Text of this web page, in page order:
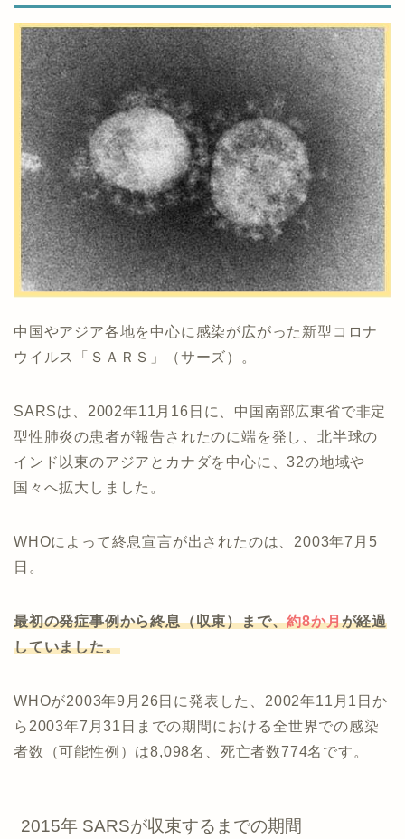
中国やアジア各地を中心に感染が広がった新型コロナ
ウイルス「ＳＡＲＳ」（サーズ）。
SARSは、2002年11月16日に、中国南部広東省で非定
型性肺炎の患者が報告されたのに端を発し、北半球の
インド以東のアジアとカナダを中心に、32の地域や
国々へ拡大しました。
WHOによって終息宣言が出されたのは、2003年7月5
日。
最初の発症事例から終息（収束）まで、約8か月が経過
していました。
WHOが2003年9月26日に発表した、2002年11月1日か
ら2003年7月31日までの期間における全世界での感染
者数（可能性例）は8,098名、死亡者数774名です。
2015年 SARSが収束するまでの期間